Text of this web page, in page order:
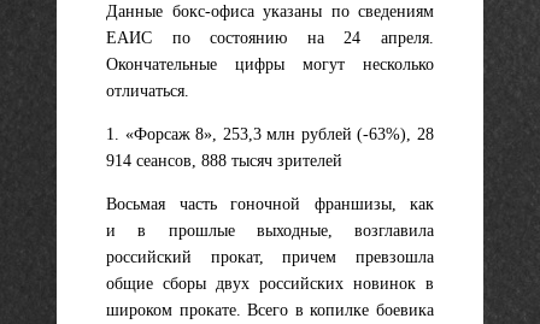
Данные бокс-офиса указаны по сведениям
ЕАИС по состоянию на 24 апреля.
Окончательные цифры могут несколько
отличаться.
1. «Форсаж 8», 253,3 млн рублей (-63%), 28
914 сеансов, 888 тысяч зрителей
Восьмая часть гоночной франшизы, как
и в прошлые выходные, возглавила
российский прокат, причем превзошла
общие сборы двух российских новинок в
широком прокате. Всего в копилке боевика